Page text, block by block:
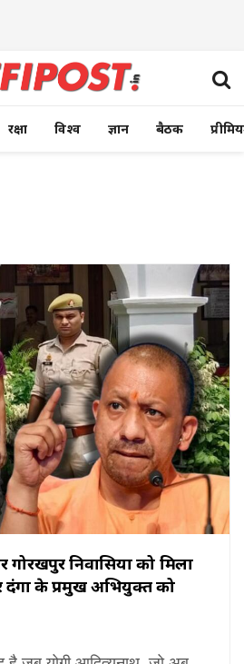
रक्षा विश्व ज्ञान बैठक
निवासियों को मिला
दंगों के प्रमुख अभियुक्त को